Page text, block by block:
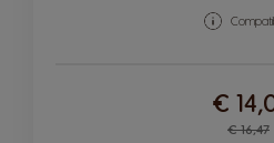
€ 16,47
€